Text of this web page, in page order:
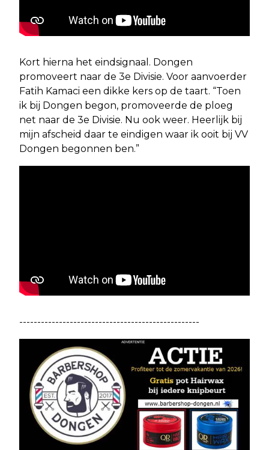
Kort hierna het eindsignaal. Dongen
promoveert naar de 3e Divisie. Voor aanvoerder
Fatih Kamaci een dikke kers op de taart. “Toen
ik bij Dongen begon, promoveerde de ploeg
net naar de 3e Divisie. Nu ook weer. Heerlijk bij
mijn afscheid daar te eindigen waar ik ooit bij VV
Dongen begonnen ben.”
--------------------------------------------------